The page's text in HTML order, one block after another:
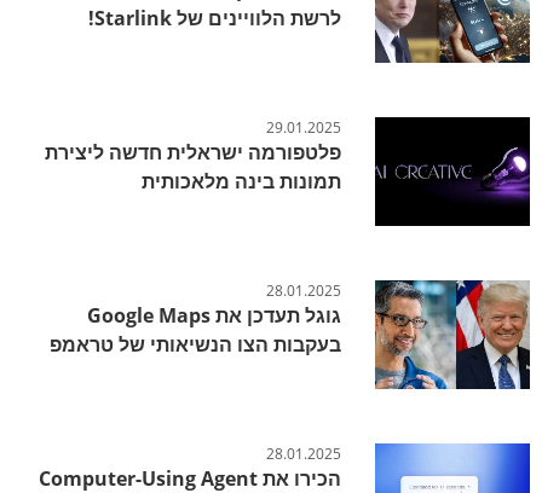
לרשת הלוויינים של Starlink!
29.01.2025
פלטפורמה ישראלית חדשה ליצירת
תמונות בינה מלאכותית
28.01.2025
גוגל תעדכן את Google Maps
בעקבות הצו הנשיאותי של טראמפ
28.01.2025
הכירו את Computer-Using Agent